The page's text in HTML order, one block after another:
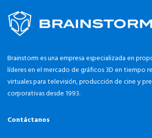
Brainstorm es una empresa especializada en
líderes en el mercado de gráficos 3D en tiempo
virtuales para televisión, producción de cine y
corporativas desde 1993.
Contáctanos